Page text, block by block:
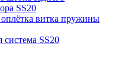
SS20
витка пружины
система SS20